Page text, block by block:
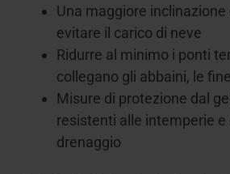
Una maggiore
evitare il carico di neve
Ridurre al minimo i ponti
collegano gli abbaini, le
Misure di protezione dal
resistenti alle intemperie e
drenaggio